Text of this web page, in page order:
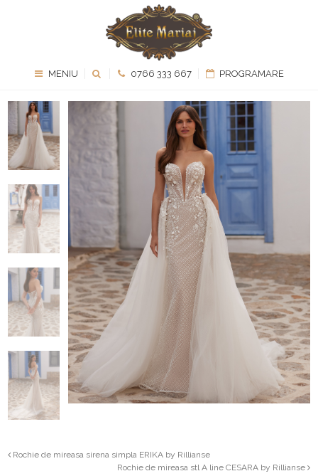
MENIU 0766 333 667 PROGRAMARE
Rochie de mireasa sirena simpla ERIKA by Rillianse
Rochie de mireasa stl A line CESARA by Rillianse